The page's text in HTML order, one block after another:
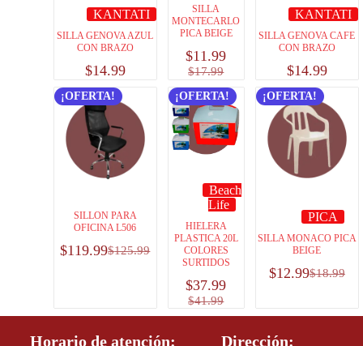
KANTATI
SILLA GENOVA AZUL
CON BRAZO
$14.99
SILLA
MONTECARLO
PICA BEIGE
$17.99
$11.99
KANTATI
SILLA GENOVA CAFE
CON BRAZO
$14.99
¡OFERTA!
SILLON PARA
OFICINA L506
$125.99
$119.99
¡OFERTA!
Beach
Life
HIELERA
PLASTICA 20L
COLORES
SURTIDOS
$41.99
$37.99
¡OFERTA!
PICA
SILLA MONACO PICA
BEIGE
$18.99
$12.99
Horario de atención: Dirección: